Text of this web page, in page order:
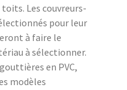
toits. Les couvreurs-
pour leur
à faire le
à sélectionner.
en PVC,
modèles